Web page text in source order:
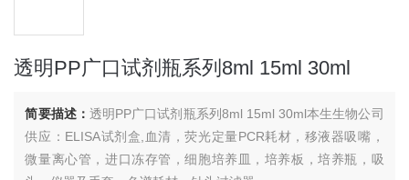
透明PP广口试剂瓶系列8ml 15ml 30ml
简要描述： 透明PP广口试剂瓶系列8ml 15ml 30ml本生生物公司
供应：ELISA试剂盒,血清，荧光定量PCR耗材，移液器吸嘴，
微量离心管，进口冻存管，细胞培养皿，培养板，培养瓶，吸